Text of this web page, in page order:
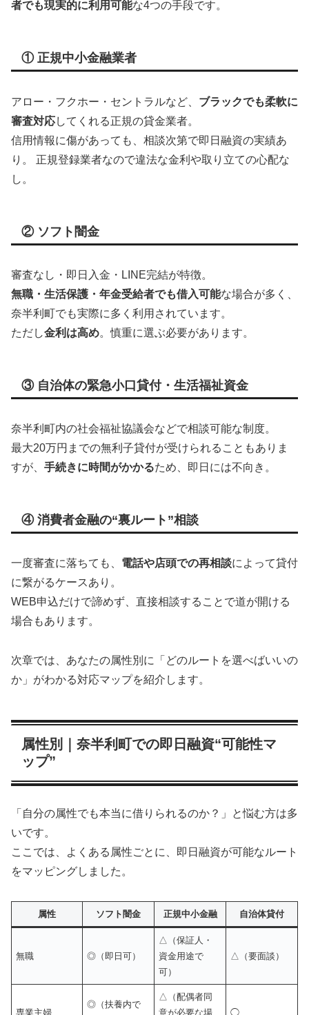
者でも現実的に利用可能な4つの手段です。
① 正規中小金融業者
アロー・フクホー・セントラルなど、 ブラックでも柔軟に
審査対応してくれる正規の貸金業者。
信用情報に傷があっても、相談次第で即日融資の実績あ
り。 正規登録業者なので違法な金利や取り立ての心配な
し。
② ソフト闇金
審査なし・即日入金・LINE完結が特徴。
無職・生活保護・年金受給者でも借入可能な場合が多く、
奈半利町でも実際に多く利用されています。
ただし金利は高め。慎重に選ぶ必要があります。
③ 自治体の緊急小口貸付・生活福祉資金
奈半利町内の社会福祉協議会などで相談可能な制度。
最大20万円までの無利子貸付が受けられることもありま
すが、 手続きに時間がかかるため、即日には不向き。
④ 消費者金融の“裏ルート”相談
一度審査に落ちても、 電話や店頭での再相談によって貸付
に繋がるケースあり。
WEB申込だけで諦めず、直接相談することで道が開ける
場合もあります。
次章では、あなたの属性別に「どのルートを選べばいいの
か」がわかる対応マップを紹介します。
属性別｜奈半利町での即日融資“可能性マ
ップ”
「自分の属性でも本当に借りられるのか？」と悩む方は多
いです。
ここでは、よくある属性ごとに、即日融資が可能なルート
をマッピングしました。
属性 ソフト闇金 正規中小金融 自治体貸付
無職 ◎（即日可）
△（保証人・
資金用途で
可）
△（要面談）
専業主婦
◎（扶養内で
△（配偶者同
意が必要な場
◯